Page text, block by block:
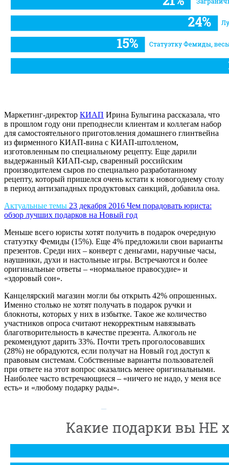
Маркетинг-директор КИАП Ирина Булыгина рассказала, что
в прошлом году они преподнесли клиентам и коллегам набор
для самостоятельного приготовления домашнего глинтвейна
из фирменного КИАП-вина с КИАП-штолленом,
изготовленным по специальному рецепту. Еще дарили
выдержанный КИАП-сыр, сваренный российским
производителем сыров по специально разработанному
рецепту, который пришелся очень кстати к новогоднему столу
в период антизападных продуктовых санкций, добавила она.
Актуальные темы 23 декабря 2016 Чем порадовать юриста:
обзор лучших подарков на Новый год
Меньше всего юристы хотят получить в подарок очередную
статуэтку Фемиды (15%). Еще 4% предложили свои варианты
презентов. Среди них – конверт с деньгами, наручные часы,
наушники, духи и настольные игры. Встречаются и более
оригинальные ответы – «нормальное правосудие» и
«здоровый сон».
Канцелярский магазин могли бы открыть 42% опрошенных.
Именно столько не хотят получать в подарок ручки и
блокноты, которых у них в избытке. Такое же количество
участников опроса считают некорректным навязывать
благотворительность в качестве презента. Алкоголь не
рекомендуют дарить 33%. Почти треть проголосовавших
(28%) не обрадуются, если получат на Новый год доступ к
правовым системам. Собственные варианты пользователей
при ответе на этот вопрос оказались менее оригинальными.
Наиболее часто встречающиеся – «ничего не надо, у меня все
есть» и «любому подарку рады».